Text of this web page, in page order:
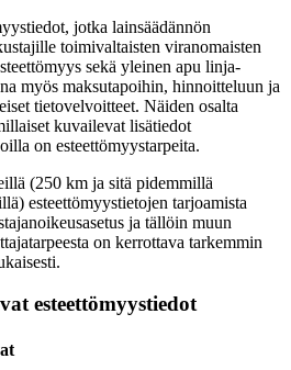
jotka lainsäädännön
toimivaltaisten viranomaisten
sekä yleinen apu linja-
myös maksutapoihin, hinnoitteluun ja
tietovelvoitteet. Näiden osalta
kuvailevat lisätiedot
on esteettömyystarpeita.
(250 km ja sitä pidemmillä
esteettömyystietojen tarjoamista
ja tällöin muun
on kerrottava tarkemmin
esteettömyystiedot